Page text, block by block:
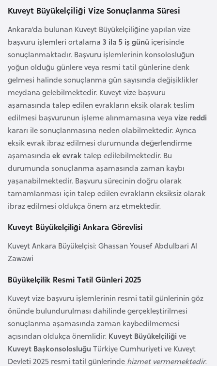
Kuveyt Büyükelçiliği Vize Sonuçlanma Süresi
Ankara’da bulunan Kuveyt Büyükelçiliğine yapılan vize
başvuru işlemleri ortalama 3 ila 5 iş günü içerisinde
sonuçlanmaktadır. Başvuru işlemlerinin konsolosluğun
yoğun olduğu günlere veya resmi tatil günlerine denk
gelmesi halinde sonuçlanma gün sayısında değişiklikler
meydana gelebilmektedir. Kuveyt vize başvuru
aşamasında talep edilen evrakların eksik olarak teslim
edilmesi başvurunun işleme alınmamasına veya vize reddi
kararı ile sonuçlanmasına neden olabilmektedir. Ayrıca
eksik evrak ibraz edilmesi durumunda değerlendirme
aşamasında ek evrak talep edilebilmektedir. Bu
durumunda sonuçlanma aşamasında zaman kaybı
yaşanabilmektedir. Başvuru sürecinin doğru olarak
tamamlanması için talep edilen evrakların eksiksiz olarak
ibraz edilmesi oldukça önem arz etmektedir.
Kuveyt Büyükelçiliği Ankara Görevlisi
Kuveyt Ankara Büyükelçisi: Ghassan Yousef Abdulbari Al
Zawawi
Büyükelçilik Resmi Tatil Günleri 2025
Kuveyt vize başvuru işlemlerinin resmi tatil günlerinin göz
önünde bulundurulması dahilinde gerçekleştirilmesi
sonuçlanma aşamasında zaman kaybedilmemesi
açısından oldukça önemlidir. Kuveyt Büyükelçiliği ve
Kuveyt Başkonsolosluğu Türkiye Cumhuriyeti ve Kuveyt
Devleti 2025 resmi tatil günlerinde hizmet vermemektedir.
e
n
B
a
n
g
l
a
d
e
ş
B
e
a
B
e
l
ç
i
k